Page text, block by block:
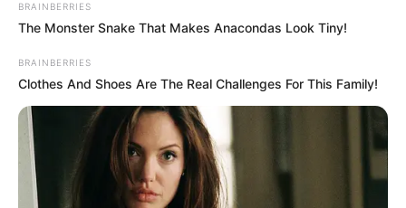
เยอะมากๆ แต่ล็อคเล็กนึดเดียว แบบนี้ลูกค้าก็ไม่กล้าเข้า
ความเหมาะสมมากกว่า
BRAINBERRIES
The Monster Snake That Makes Anacondas Look Tiny!
BRAINBERRIES
Clothes And Shoes Are The Real Challenges For This Family!